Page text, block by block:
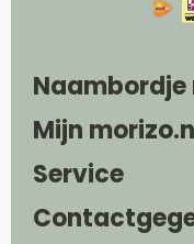
Naambordje
Mijn
Service